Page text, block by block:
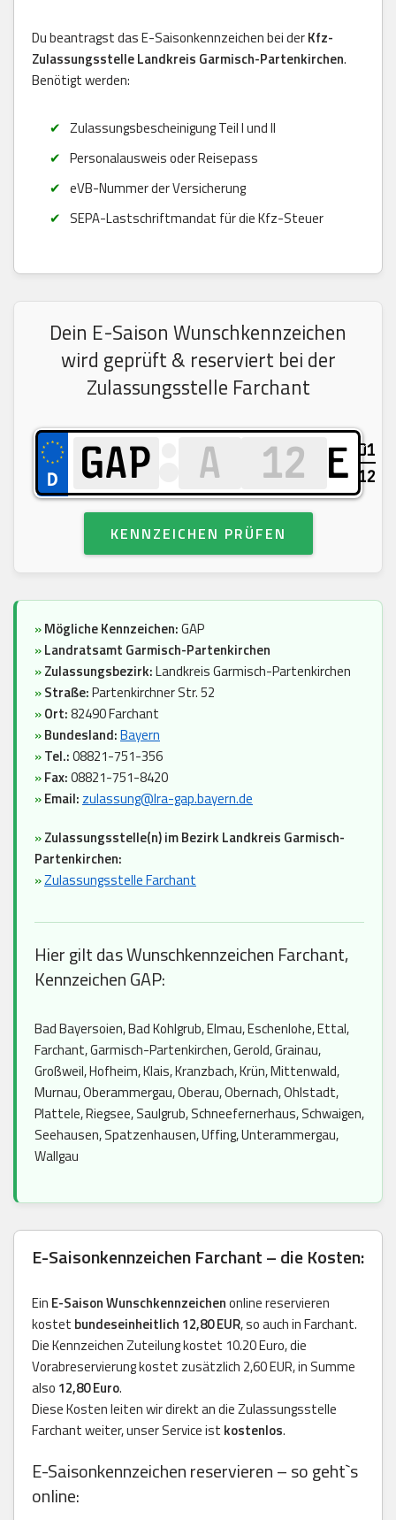
Du beantragst das E-Saisonkennzeichen bei derKfz-
Zulassungsstelle Landkreis Garmisch-Partenkirchen.
Benötigt werden:
Zulassungsbescheinigung Teil I und II
Personalausweis oder Reisepass
eVB-Nummer der Versicherung
SEPA-Lastschriftmandat für die Kfz-Steuer
Dein E-Saison Wunschkennzeichen
wird geprüft & reserviert bei der
Zulassungsstelle Farchant
E
01
12
KENNZEICHEN PRÜFEN
»Mögliche Kennzeichen:GAP
»Landratsamt Garmisch-Partenkirchen
»Zulassungsbezirk:Landkreis Garmisch-Partenkirchen
»Straße:Partenkirchner Str. 52
»Ort:82490 Farchant
»Bundesland:Bayern
»Tel.:08821-751-356
»Fax:08821-751-8420
»Email: zulassung@lra-gap.bayern.de
»Zulassungsstelle(n) im Bezirk Landkreis Garmisch-
Partenkirchen:
»Zulassungsstelle Farchant
Hier gilt das Wunschkennzeichen Farchant,
Kennzeichen GAP:
Bad Bayersoien, Bad Kohlgrub, Elmau, Eschenlohe, Ettal,
Farchant, Garmisch-Partenkirchen, Gerold, Grainau,
Großweil, Hofheim, Klais, Kranzbach, Krün, Mittenwald,
Murnau, Oberammergau, Oberau, Obernach, Ohlstadt,
Plattele, Riegsee, Saulgrub, Schneefernerhaus, Schwaigen,
Seehausen, Spatzenhausen, Uffing, Unterammergau,
Wallgau
E-Saisonkennzeichen Farchant – die Kosten:
Ein E-Saison Wunschkennzeichenonline reservieren
kostet bundeseinheitlich 12,80 EUR, so auch in Farchant.
Die Kennzeichen Zuteilung kostet 10.20 Euro, die
Vorabreservierung kostet zusätzlich 2,60 EUR, in Summe
also 12,80 Euro.
Diese Kosten leiten wir direkt an die Zulassungsstelle
Farchant weiter, unser Service ist kostenlos.
E-Saisonkennzeichen reservieren – so geht`s
online: